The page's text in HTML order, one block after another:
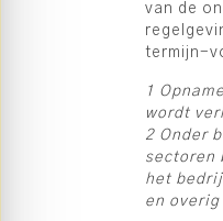
van de
termijn-
1
wordt
2 Onder
sectoren
het
en